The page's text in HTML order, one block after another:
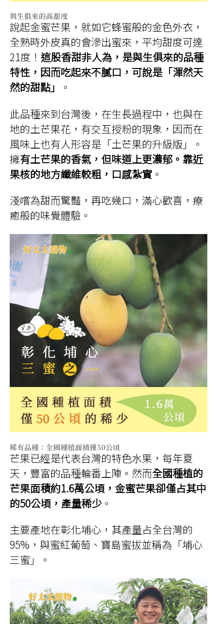
與生俱來的高甜度
說起金蜜芒果，就如它蜂蜜般的金色外衣，
全熟時外皮真的會滲出蜜來，平均甜度可達
21度！ 這股香甜非人為，是與生俱來的品種
特性，因而吃起來不膩口，可說是「渾然天
然的甜點」
。
此品種來到台灣後，在生長過程中，也與在
地的土芒果花，有交互授粉的現象，因而在
風味上也有人形容是「土芒果的升級版」。
擁有土芒果的香氣，但味道上更濃郁。靠近
果核的地方纖維較粗，口感紮實 。
淺嚐為甜而驚豔，再吃幾口，滿心歡喜，療
癒般的味覺體驗。
稀有品種：全國種植面積僅50公頃
芒果已經是代表台灣的特色水果，每年夏
天，豐富的品種輪番上陣。然而全國種植的
芒果面積約1.6萬公頃，金蜜芒果卻僅占其中
的50公頃，產量稀少 。
主要產地在彰化埔心，其產量占全台灣的
95%，與蜜紅葡萄、寶島蜜拔並稱為「埔心
三蜜」。